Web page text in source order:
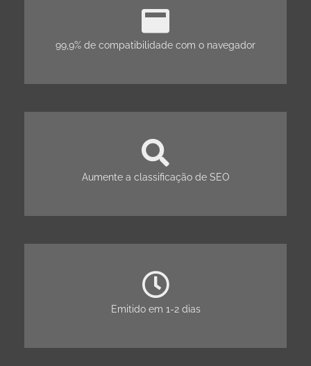
99,9% de compatibilidade com o navegador
Aumente a classificação de SEO
Emitido em 1-2 dias